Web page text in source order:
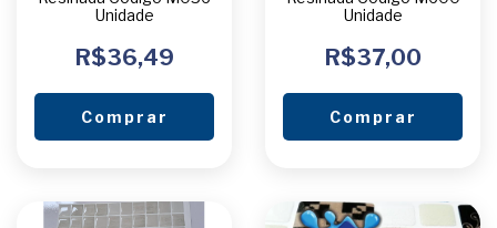
Unidade
R$36,49
Comprar
Unidade
R$37,00
Comprar